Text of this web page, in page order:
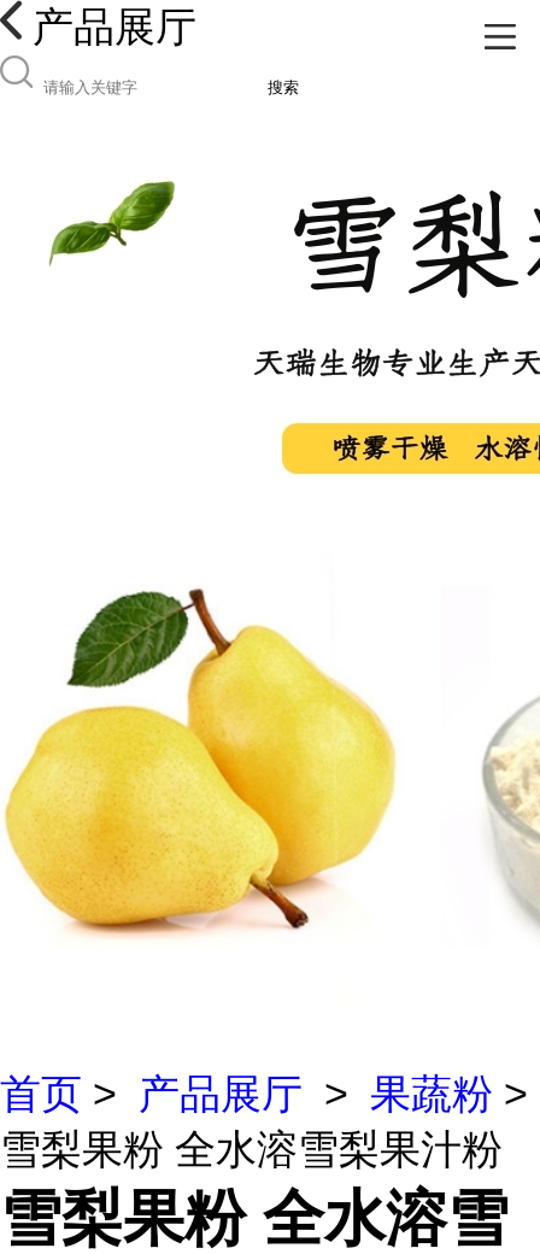
产品展厅
搜索
首页 > 产品展厅 > 果蔬粉 >
雪梨果粉 全水溶雪梨果汁粉
雪梨果粉 全水溶雪